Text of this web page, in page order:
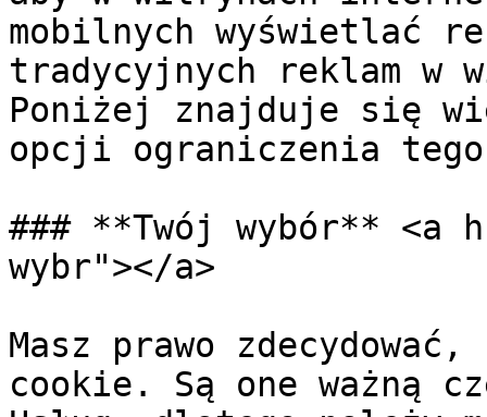
mobilnych wyświetlać
tradycyjnych reklam w
Poniżej znajduje się
opcji ograniczenia
### **Twój wybór**
wybr"></a>
Masz prawo
cookie. Są one ważną